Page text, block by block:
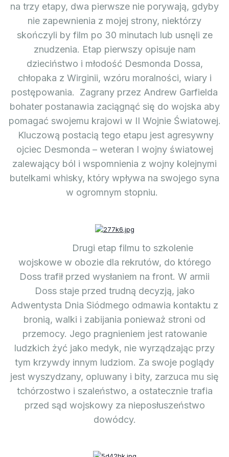
na trzy etapy, dwa pierwsze nie porywają, gdyby
nie zapewnienia z mojej strony, niektórzy
skończyli by film po 30 minutach lub usnęli ze
znudzenia. Etap pierwszy opisuje nam
dzieciństwo i młodość Desmonda Dossa,
chłopaka z Wirginii, wzóru moralności, wiary i
postępowania. Zagrany przez Andrew Garfielda
bohater postanawia zaciągnąć się do wojska aby
pomagać swojemu krajowi w II Wojnie Światowej.
Kluczową postacią tego etapu jest agresywny
ojciec Desmonda – weteran I wojny światowej
zalewający ból i wspomnienia z wojny kolejnymi
butelkami whisky, który wpływa na swojego syna
w ogromnym stopniu.
Drugi etap filmu to szkolenie
wojskowe w obozie dla rekrutów, do którego
Doss trafił przed wysłaniem na front. W armii
Doss staje przed trudną decyzją, jako
Adwentysta Dnia Siódmego odmawia kontaktu z
bronią, walki i zabijania ponieważ stroni od
przemocy. Jego pragnieniem jest ratowanie
ludzkich żyć jako medyk, nie wyrządzając przy
tym krzywdy innym ludziom. Za swoje poglądy
jest wyszydzany, opluwany i bity, zarzuca mu się
tchórzostwo i szaleństwo, a ostatecznie trafia
przed sąd wojskowy za nieposłuszeństwo
dowódcy.